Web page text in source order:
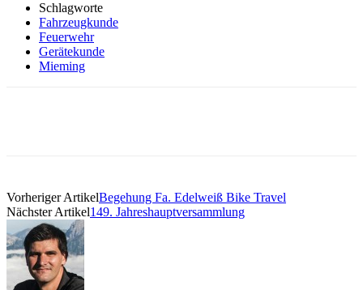
Schlagworte
Fahrzeugkunde
Feuerwehr
Gerätekunde
Mieming
Vorheriger ArtikelBegehung Fa. Edelweiß Bike Travel
Nächster Artikel149. Jahreshauptversammlung